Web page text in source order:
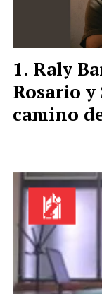
Raly
Rosario y
camino